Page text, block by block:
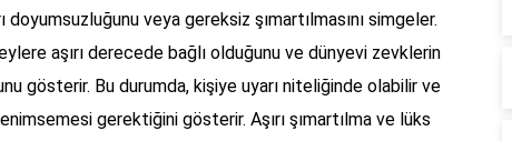
doyumsuzluğunu veya gereksiz şımartılmasını simgeler.
aşırı derecede bağlı olduğunu ve dünyevi zevklerin
gösterir. Bu durumda, kişiye uyarı niteliğinde olabilir ve
gerektiğini gösterir. Aşırı şımartılma ve lüks